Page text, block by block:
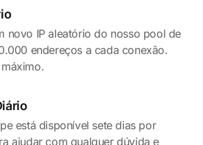
novo IP aleatório do nosso pool de
endereços a cada conexão.
está disponível sete dias por
ajudar com qualquer dúvida e